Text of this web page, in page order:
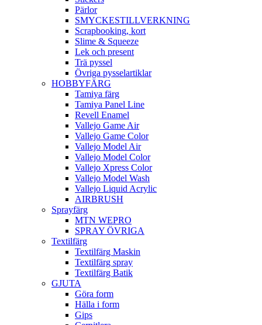
Pärlor
SMYCKESTILLVERKNING
Scrapbooking, kort
Slime & Squeeze
Lek och present
Trä pyssel
Övriga pysselartiklar
HOBBYFÄRG
Tamiya färg
Tamiya Panel Line
Revell Enamel
Vallejo Game Air
Vallejo Game Color
Vallejo Model Air
Vallejo Model Color
Vallejo Xpress Color
Vallejo Model Wash
Vallejo Liquid Acrylic
AIRBRUSH
Sprayfärg
MTN WEPRO
SPRAY ÖVRIGA
Textilfärg
Textilfärg Maskin
Textilfärg spray
Textilfärg Batik
GJUTA
Göra form
Hälla i form
Gips